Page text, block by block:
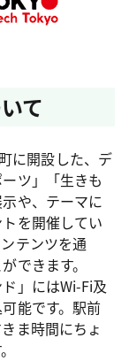
て
に開設した、デ
ツ」「生きも
や、テーマに
を開催してい
テンツを通
できます。
」にはWi-Fi及
能です。駅前
ま時間にちょ